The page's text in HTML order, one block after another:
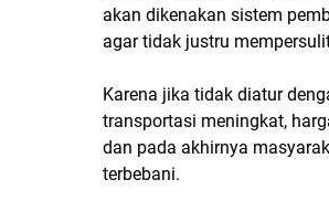
akan dikenakan sistem
agar tidak justru
Karena jika tidak diatur
transportasi meningkat,
dan pada akhirnya
terbebani.